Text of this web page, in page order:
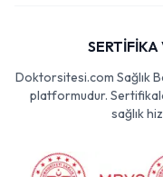
Doktorsitesi.com Sağlık
platformudur.
sağlık